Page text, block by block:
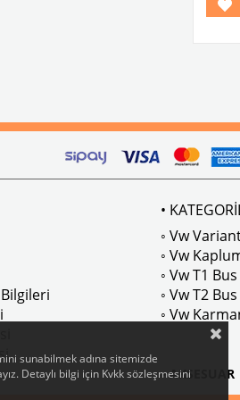
•
◦ Vw
◦ Vw
◦ Vw T1
◦ Vw T2
◦ Vw
• AKSESUAR
sunabilmek adına sitemizde
Detaylı bilgi için Kvkk sözleşmesini